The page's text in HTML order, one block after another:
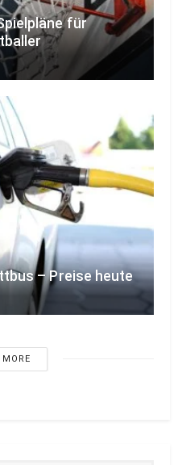
für
– Preise heute